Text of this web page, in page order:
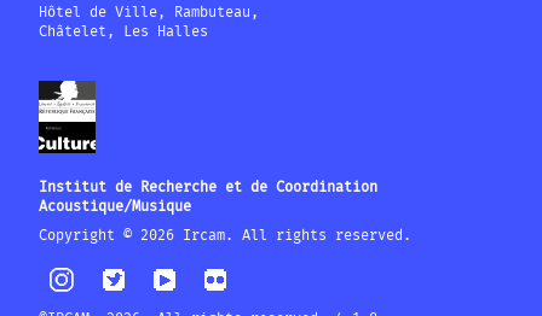
Hôtel de Ville, Rambuteau,
Châtelet, Les Halles
Institut de Recherche et de Coordination
Acoustique/Musique
Copyright © 2026 Ircam. All rights reserved.